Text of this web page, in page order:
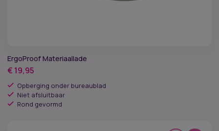
ErgoProof Materiaallade
€ 19,95
Opberging onder bureaublad
Niet afsluitbaar
Rond gevormd